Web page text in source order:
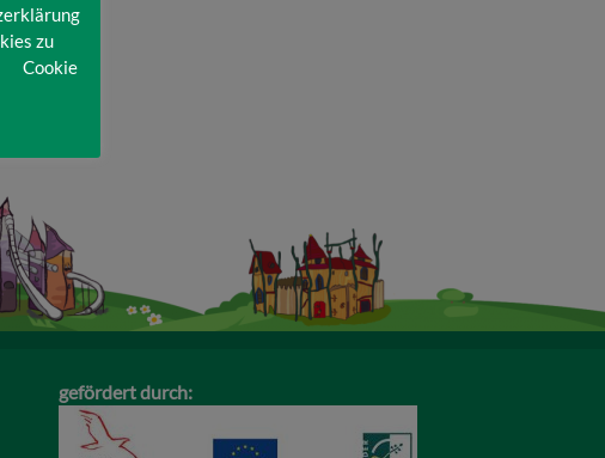
gefördert durch:
zu
Cookie